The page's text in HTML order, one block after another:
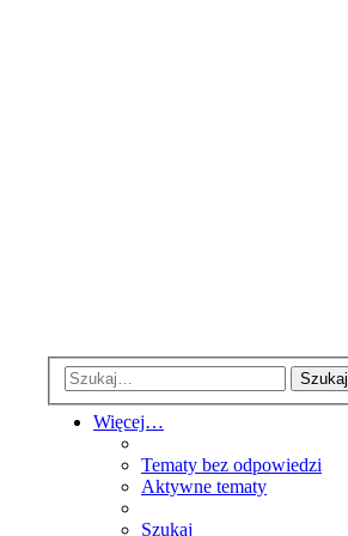
Szukaj
Więcej…
Tematy bez odpowiedzi
Aktywne tematy
Szukaj